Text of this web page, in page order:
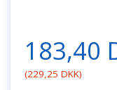
183,40
(229,25 DKK)